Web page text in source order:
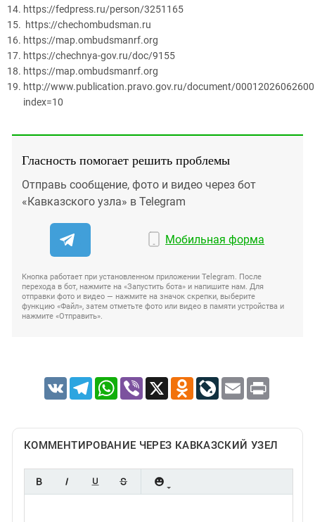
https://fedpress.ru/person/3251165
https://chechombudsman.ru
https://map.ombudsmanrf.org
https://chechnya-gov.ru/doc/9155
https://map.ombudsmanrf.org
http://www.publication.pravo.gov.ru/document/
index=10
Гласность помогает решить проблемы
Отправь сообщение, фото и видео через бот
«Кавказского узла» в Telegram
Мобильная форма
Кнопка работает при установленном приложении Telegram. После
перехода в бот, нажмите на «Запустить бота» и напишите нам. Для
отправки фото и видео — нажмите на значок скрепки, выберите
функцию «Файл», затем отметьте фото или видео в памяти устройства и
нажмите «Отправить».
VK TelegramWhatsApp
Viber X Odnoklassniki
LiveJournal
Email Print
КОММЕНТИРОВАНИЕ ЧЕРЕЗ КАВКАЗСКИЙ УЗЕЛ